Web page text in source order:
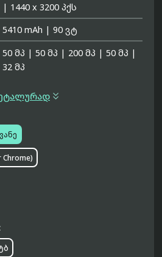
| 1440 x 3200 პქს
5410 mAh | 90 ვტ
50 მპ | 50 მპ | 200 მპ | 50 მპ |
32 მპ
